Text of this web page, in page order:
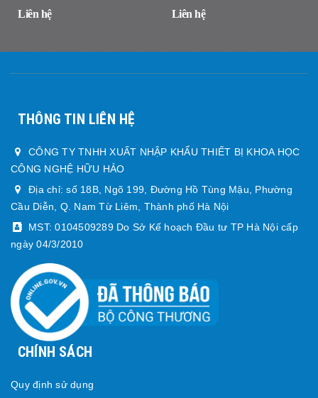
Liên hệ
DÂY, DÒ NHANH CHÍNH XÁC
Liên hệ
THÔNG TIN LIÊN HỆ
CÔNG TY TNHH XUẤT NHẬP KHẨU THIẾT BỊ KHOA HỌC
CÔNG NGHỆ HỮU HẢO
Địa chỉ: số 18B, Ngõ 199, Đường Hồ Tùng Mậu, Phường
Cầu Diễn, Q. Nam Từ Liêm, Thành phố Hà Nội
MST: 0104509289 Do Sở Kế hoạch Đầu tư TP Hà Nội cấp
ngày 04/3/2010
CHÍNH SÁCH
Quy định sử dụng